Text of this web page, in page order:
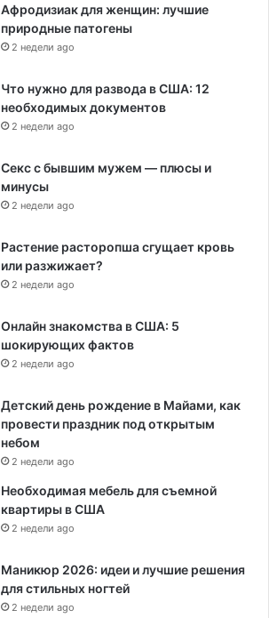
Афродизиак для женщин: лучшие
природные патогены
2 недели ago
Что нужно для развода в США: 12
необходимых документов
2 недели ago
Секс с бывшим мужем — плюсы и
минусы
2 недели ago
Растение расторопша сгущает кровь
или разжижает?
2 недели ago
Онлайн знакомства в США: 5
шокирующих фактов
2 недели ago
Детский день рождение в Майами, как
провести праздник под открытым
небом
2 недели ago
Необходимая мебель для съемной
квартиры в США
2 недели ago
Маникюр 2026: идеи и лучшие решения
для стильных ногтей
2 недели ago